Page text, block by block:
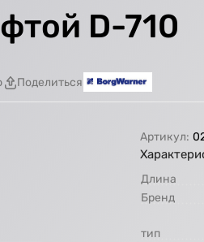
D-710
Поделиться
Артикул:
Длина
Бренд
тип